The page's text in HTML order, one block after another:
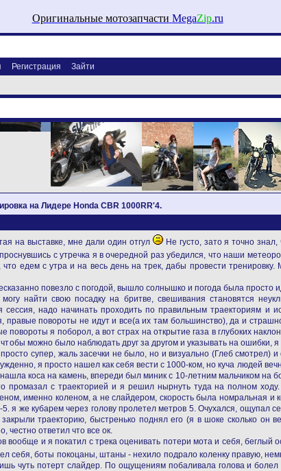
Оригинальные мотозапчасти MegaZip.ru
Регистрация
Зайти
на Лидере Honda CBR 1000RR'4.
на выставке, мне дали один отгул
Не густо, зато я точно знал,
с утречка я в очередной раз убедился, что наши
едем с утра и на весь день на трек, дабы провести
повезло с погодой, вышло солнышко и погода была
найти свою посадку на бритве, свешивания становятся
надо начинать проходить по правильным траекториям и
правые повороты не идут и все(а их там большинство), да и
повороты я поборол, а вот страх на открытие газа в глубоких
можно было наблюдать друг за другом и указывать на
супер, жаль засечки не было, но и визуально (Глеб смотрел)
я просто нашел как себя вести с 1000-ком, но куча людей
коса на камень, впереди был миник с 10-летним мальчиком на
промазал с траекторией и я решил нырнуть туда на полном
именно коленом, а не слайдером, скорость была номральная
я же кубарем через голову пролетел метров 5. Очухался, ощупал
траекторию, быстренько поднял его (я в шоке сколько он
честно ответил что все ок.
вообще и я покатил с трека оценивать потери мота и себя, беглый
себя, боты покоцаны, штаны - нехило подрало коленку правую,
чуть потерт слайдер. По ощущениям побаливала голова и болел